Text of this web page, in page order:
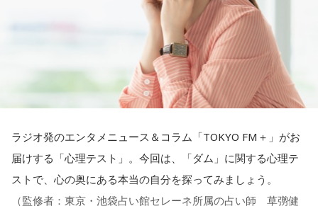
ほのか：はい。私は「自分自身を分かってみたい」という気
持ちで作品を作っていて、もしかしたら皆さんも何かを作る
ときって、自分自身を分かってみたいから作るんじゃないか
なと思って、そういう曲を作りました。
遠山：海ちゃんはどうですか？
海：アニメでは、マンガ大好きな女の子が、同人誌とかを売
るようなイベントに行って「自分でも描けるんだ！」と思っ
て、そこから自分で描き始めるんですけど、それが私自身の
――精神力を支えるのは徹底した体調管理であると説く江
原。さらに、日常生活におけるコンディションづくりの重要
性を語ります。
江原：やっぱり、集中力が欠けちゃうしね。だからご飯を食
べて、新しいお家を建てればまたよく寝られたりすると思う
けれど、そういう風な自分自身のメンテナンスというか、そ
れを大事にして、コンディションを常に最高に整えるという
ことであれば、もしかしたら悩んでいた時期は体調が不安定
――患者からの暴言や暴力に心が折れそうになりながらも、
過酷な現場で奮闘する看護師の相談に対し、江原は「意外な
ことを申し上げるようだけれど……」と前置きした上で、具体
江原：私はね、ちょっと意外なことを申し上げるようだけれ
ど、「体力」だと思います。やっぱり、ちゃんと食べて、よ
く寝る。で、やっぱり看護師さんって不規則でしょう？ 夜勤
ラジオ発のエンタメニュース＆コラム「TOKYO FM＋」がお
届けする「心理テスト」。今回は、「ダム」に関する心理テ
ストで、心の奥にある本当の自分を探ってみましょう。
（監修者：東京・池袋占い館セレーネ所属の占い師 草彅健